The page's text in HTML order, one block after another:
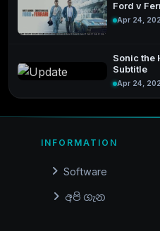
Ford v
Apr 24,
Sonic the
Subtitle
Apr 24,
INFORMATION
Software
අපි ගැන